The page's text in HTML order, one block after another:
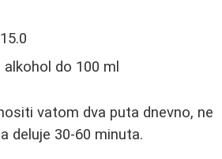
do 100 ml
vatom dva puta dnevno, ne
deluje 30-60 minuta.